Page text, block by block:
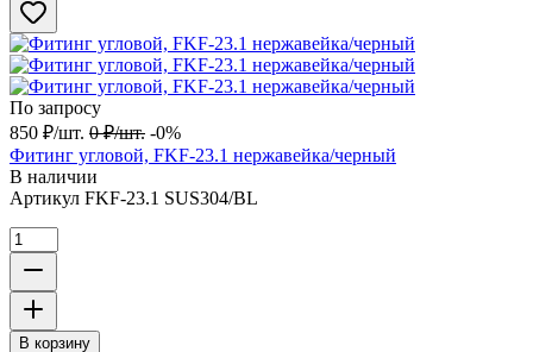
По запросу
850 ₽/шт. 0 ₽/шт. -0%
Фитинг угловой, FKF-23.1 нержавейка/черный
В наличии
Артикул FKF-23.1 SUS304/BL
В корзину